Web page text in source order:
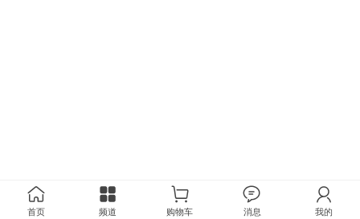
首页 频道 购物车 消息 我的